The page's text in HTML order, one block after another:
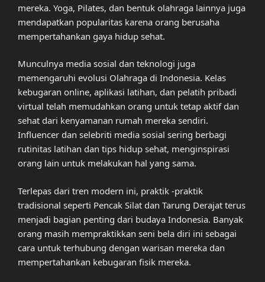
mereka. Yoga, Pilates, dan bentuk olahraga lainnya juga
mendapatkan popularitas karena orang berusaha
mempertahankan gaya hidup sehat.
Munculnya media sosial dan teknologi juga
memengaruhi evolusi Olahraga di Indonesia. Kelas
kebugaran online, aplikasi latihan, dan pelatih pribadi
virtual telah memudahkan orang untuk tetap aktif dan
sehat dari kenyamanan rumah mereka sendiri.
Influencer dan selebriti media sosial sering berbagi
rutinitas latihan dan tips hidup sehat, menginspirasi
orang lain untuk melakukan hal yang sama.
Terlepas dari tren modern ini, praktik -praktik
tradisional seperti Pencak Silat dan Tarung Derajat terus
menjadi bagian penting dari budaya Indonesia. Banyak
orang masih mempraktikkan seni bela diri ini sebagai
cara untuk terhubung dengan warisan mereka dan
mempertahankan kebugaran fisik mereka.